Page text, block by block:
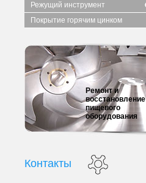
Режущий инструмент
Покрытие горячим цинком
Ремонт и
восстановление
пищевого
оборудования
Контакты